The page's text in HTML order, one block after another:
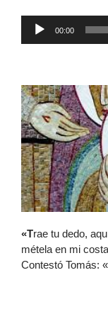
00:00
«Trae tu dedo,
métela en mi
Contestó Tomás: